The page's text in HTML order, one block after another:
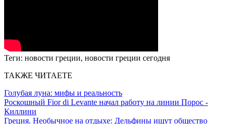
Теги: новости греции, новости греции сегодня
ТАКЖЕ ЧИТАЕТЕ
Голубая луна: мифы и реальность
Роскошный Fior di Levante начал работу на линии Порос -
Киллини
Греция. Необычное на отдыхе: Дельфины ищут общество